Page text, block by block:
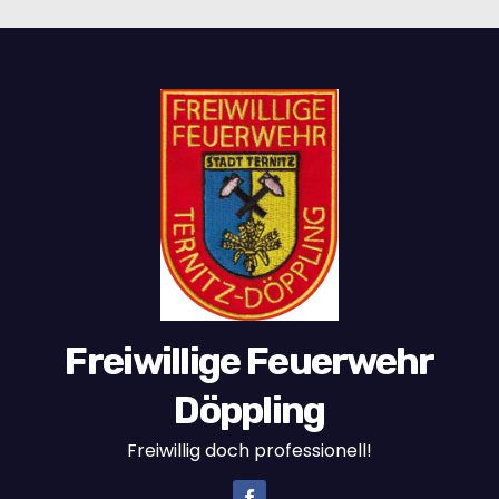
Freiwillige Feuerwehr
Döppling
Freiwillig doch professionell!